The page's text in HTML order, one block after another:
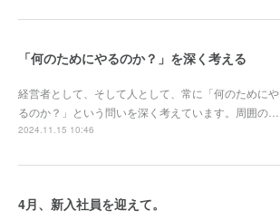
「何のためにやるのか？」を深く考える
経営者として、そして人として、常に「何のためにや
るのか？」という問いを深く考えています。周囲の…
2024.11.15 10:46
4月、新入社員を迎えて。